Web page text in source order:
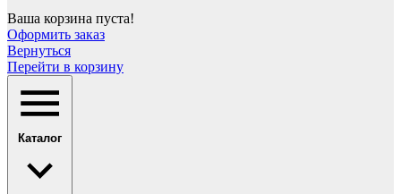
Ваша корзина пуста!
Оформить заказ
Вернуться
Перейти в корзину
Каталог